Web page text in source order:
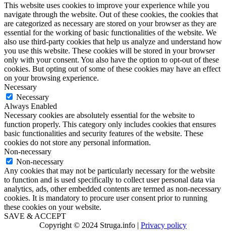
This website uses cookies to improve your experience while you
navigate through the website. Out of these cookies, the cookies that
are categorized as necessary are stored on your browser as they are
essential for the working of basic functionalities of the website. We
also use third-party cookies that help us analyze and understand how
you use this website. These cookies will be stored in your browser
only with your consent. You also have the option to opt-out of these
cookies. But opting out of some of these cookies may have an effect
on your browsing experience.
Necessary
Necessary
Always Enabled
Necessary cookies are absolutely essential for the website to
function properly. This category only includes cookies that ensures
basic functionalities and security features of the website. These
cookies do not store any personal information.
Non-necessary
Non-necessary
Any cookies that may not be particularly necessary for the website
to function and is used specifically to collect user personal data via
analytics, ads, other embedded contents are termed as non-necessary
cookies. It is mandatory to procure user consent prior to running
these cookies on your website.
SAVE & ACCEPT
Copyright © 2024 Struga.info | Privacy policy